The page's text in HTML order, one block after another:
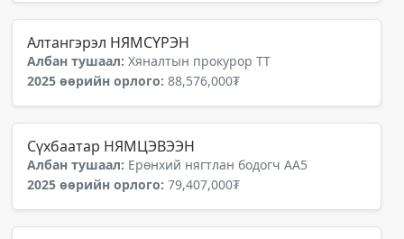
Алтангэрэл НЯМСҮРЭН
Албан тушаал: Хяналтын прокурор ТТ
2025 өөрийн орлого: 88,576,000₮
Сүхбаатар НЯМЦЭВЭЭН
Албан тушаал: Ерөнхий нягтлан бодогч АА5
2025 өөрийн орлого: 79,407,000₮